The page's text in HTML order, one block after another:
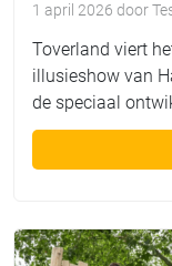
1 april 2026 door
Toverland viert
illusieshow van
de speciaal